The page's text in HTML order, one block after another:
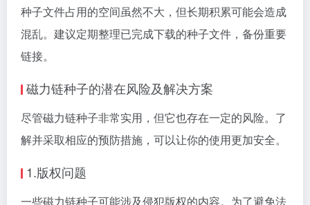
种子文件占用的空间虽然不大，但长期积累可能会造成
混乱。建议定期整理已完成下载的种子文件，备份重要
链接。
磁力链种子的潜在风险及解决方案
尽管磁力链种子非常实用，但它也存在一定的风险。了
解并采取相应的预防措施，可以让你的使用更加安全。
1.版权问题
一些磁力链种子可能涉及侵犯版权的内容。为了避免法